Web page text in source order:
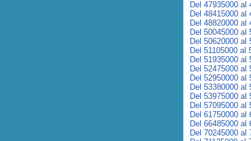
Del 47935000 al
Del 48415000 al
Del 48820000 al
Del 50045000 al
Del 50620000 al
Del 51105000 al
Del 51935000 al
Del 52475000 al
Del 52950000 al
Del 53380000 al
Del 53975000 al
Del 57095000 al
Del 61750000 al
Del 66485000 al
Del 70245000 al